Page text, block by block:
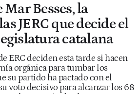
Mar Besses, la
JERC que decide el
catalana
ERC deciden esta tarde si hacen
orgánica para tumbar los
su partido ha pactado con el
voto decisivo para alcanzar los 68